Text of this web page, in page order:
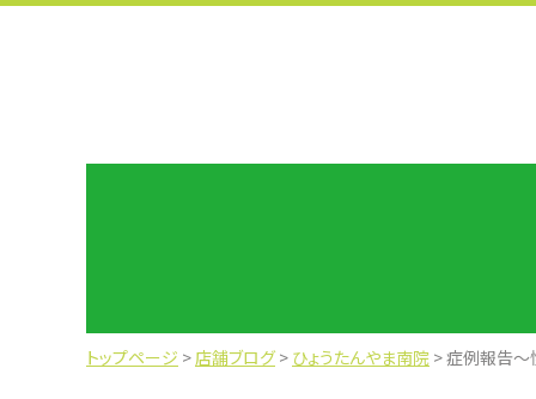
トップページ >店舗ブログ> ひょうたんやま南院 >症例報告～